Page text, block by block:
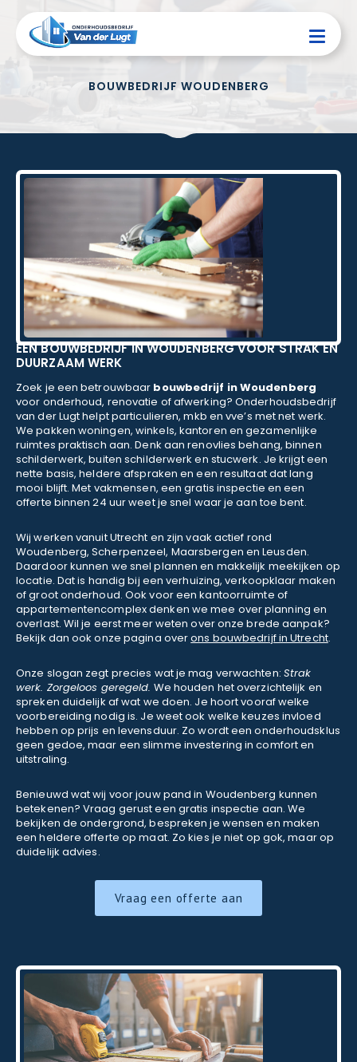
BOUWBEDRIJF WOUDENBERG
EEN BOUWBEDRIJF IN WOUDENBERG VOOR STRAK EN
DUURZAAM WERK
Zoek je een betrouwbaar bouwbedrijf in Woudenberg
voor onderhoud, renovatie of afwerking? Onderhoudsbedrijf
van der Lugt helpt particulieren, mkb en vve’s met net werk.
We pakken woningen, winkels, kantoren en gezamenlijke
ruimtes praktisch aan. Denk aan renovlies behang, binnen
schilderwerk, buiten schilderwerk en stucwerk. Je krijgt een
nette basis, heldere afspraken en een resultaat dat lang
mooi blijft. Met vakmensen, een gratis inspectie en een
offerte binnen 24 uur weet je snel waar je aan toe bent.
Wij werken vanuit Utrecht en zijn vaak actief rond
Woudenberg, Scherpenzeel, Maarsbergen en Leusden.
Daardoor kunnen we snel plannen en makkelijk meekijken op
locatie. Dat is handig bij een verhuizing, verkoopklaar maken
of groot onderhoud. Ook voor een kantoorruimte of
appartementencomplex denken we mee over planning en
overlast. Wil je eerst meer weten over onze brede aanpak?
Bekijk dan ook onze pagina overons bouwbedrijf in Utrecht.
Onze slogan zegt precies wat je mag verwachten: Strak
werk. Zorgeloos geregeld. We houden het overzichtelijk en
spreken duidelijk af wat we doen. Je hoort vooraf welke
voorbereiding nodig is. Je weet ook welke keuzes invloed
hebben op prijs en levensduur. Zo wordt een onderhoudsklus
geen gedoe, maar een slimme investering in comfort en
uitstraling.
Benieuwd wat wij voor jouw pand in Woudenberg kunnen
betekenen? Vraag gerust een gratis inspectie aan. We
bekijken de ondergrond, bespreken je wensen en maken
een heldere offerte op maat. Zo kies je niet op gok, maar op
duidelijk advies.
Vraag een offerte aan